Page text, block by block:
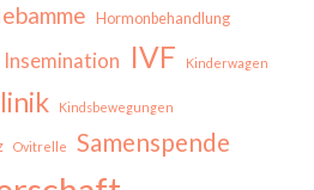
Hormonbehandlung
Insemination IVF Kinderwagen
Kindsbewegungen
Ovitrelle Samenspende